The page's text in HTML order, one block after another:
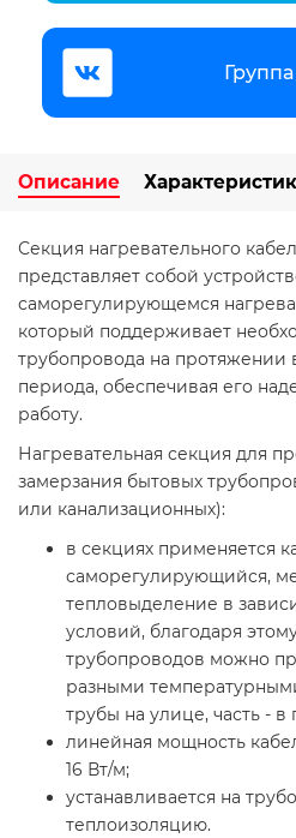
Описание
Секция нагревательного
представляет собой
саморегулирующемся
который поддерживает
трубопровода на протяжении
периода, обеспечивая его
работу.
Нагревательная секция для
замерзания бытовых
или канализационных):
в секциях применяется
саморегулирующийся,
тепловыделение в
условий, благодаря
трубопроводов можно
разными
трубы на улице, часть - в
линейная мощность
16 Вт/м;
устанавливается на
теплоизоляцию.